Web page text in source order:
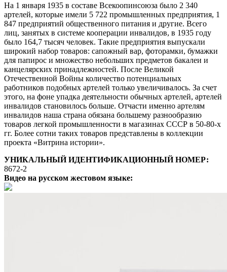
На 1 января 1935 в составе Всекоопинсоюза было 2 340
артелей, которые имели 5 722 промышленных предприятия, 1
847 предприятий общественного питания и другие. Всего
лиц, занятых в системе кооперации инвалидов, в 1935 году
было 164,7 тысяч человек. Такие предприятия выпускали
широкий набор товаров: сапожный вар, фоторамки, бумажки
для папирос и множество небольших предметов бакалеи и
канцелярских принадлежностей. После Великой
Отечественной Войны количество потенциальных
работников подобных артелей только увеличивалось. За счет
этого, на фоне упадка деятельности обычных артелей, артелей
инвалидов становилось больше. Отчасти именно артелям
инвалидов наша страна обязана большему разнообразию
товаров легкой промышленности в магазинах СССР в 50-80-х
гг. Более сотни таких товаров представлены в коллекции
проекта «Витрина истории».
УНИКАЛЬНЫЙ ИДЕНТИФИКАЦИОННЫЙ НОМЕР:
8672-2
Видео на русском жестовом языке: